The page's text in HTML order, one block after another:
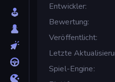
Entwickler
Bewertung
Veröffentlicht
Letzte
Spiel-Engine